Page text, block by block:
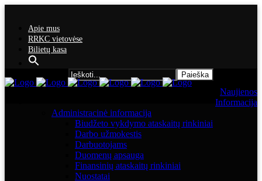
Apie mus
RRKC vietovėse
Bilietų kasa
Naujienos
Informacija
Administracinė informacija
Biudžeto vykdymo ataskaitų rinkiniai
Darbo užmokestis
Darbuotojams
Duomenų apsauga
Finansinių ataskaitų rinkiniai
Nuostatai